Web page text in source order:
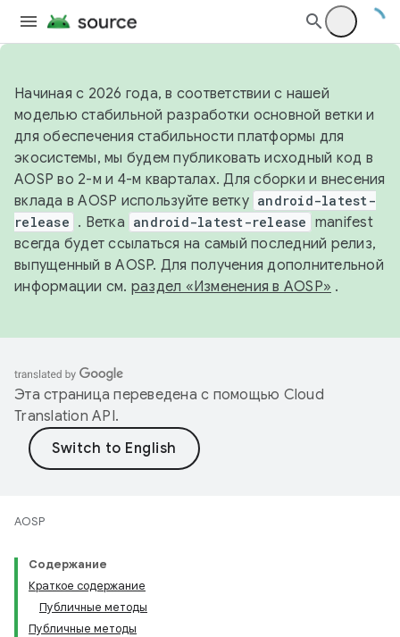
Начиная с 2026 года, в соответствии с нашей
моделью стабильной разработки основной ветки и
для обеспечения стабильности платформы для
экосистемы, мы будем публиковать исходный код в
AOSP во 2-м и 4-м кварталах. Для сборки и внесения
вклада в AOSP используйте ветку android-latest-
release . Ветка android-latest-release manifest
всегда будет ссылаться на самый последний релиз,
выпущенный в AOSP. Для получения дополнительной
информации см. раздел «Изменения в AOSP» .
Эта страница переведена с помощью Cloud
Translation API.
AOSP
Содержание
Краткое содержание
Публичные методы
Публичные методы